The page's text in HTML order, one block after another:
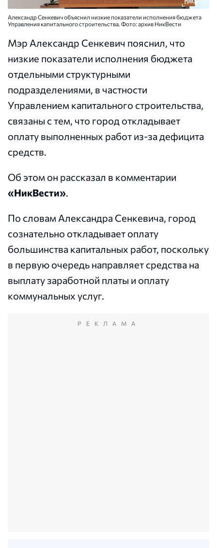
Александр Сенкевич объяснил низкие показатели исполнения бюджета
Управления капитального строительства. Фото: архив НикВести
Мэр Александр Сенкевич пояснил, что
низкие показатели исполнения бюджета
отдельными структурными
подразделениями, в частности
Управлением капитального строительства,
связаны с тем, что город откладывает
оплату выполненных работ из-за дефицита
средств.
Об этом он рассказал в комментарии
«НикВести».
По словам Александра Сенкевича, город
сознательно откладывает оплату
большинства капитальных работ, поскольку
в первую очередь направляет средства на
выплату заработной платы и оплату
коммунальных услуг.
РЕКЛАМА